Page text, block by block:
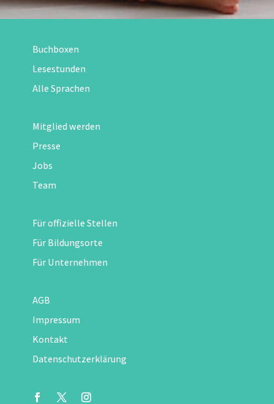
Buchboxen
Lesestunden
Alle Sprachen
Mitglied werden
Presse
Jobs
Team
Für offizielle Stellen
Für Bildungsorte
Für Unternehmen
AGB
Impressum
Kontakt
Datenschutzerklärung